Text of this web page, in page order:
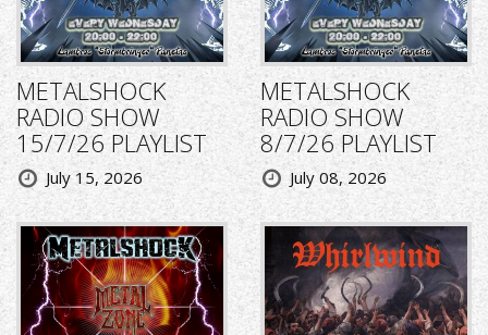
METALSHOCK
RADIO SHOW
15/7/26 PLAYLIST
July 15, 2026
METALSHOCK
RADIO SHOW
8/7/26 PLAYLIST
July 08, 2026